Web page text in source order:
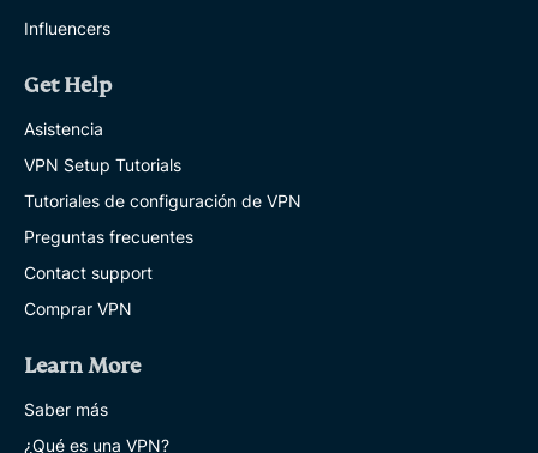
Influencers
Get Help
Asistencia
VPN Setup Tutorials
Tutoriales de configuración de VPN
Preguntas frecuentes
Contact support
Comprar VPN
Learn More
Saber más
¿Qué es una VPN?